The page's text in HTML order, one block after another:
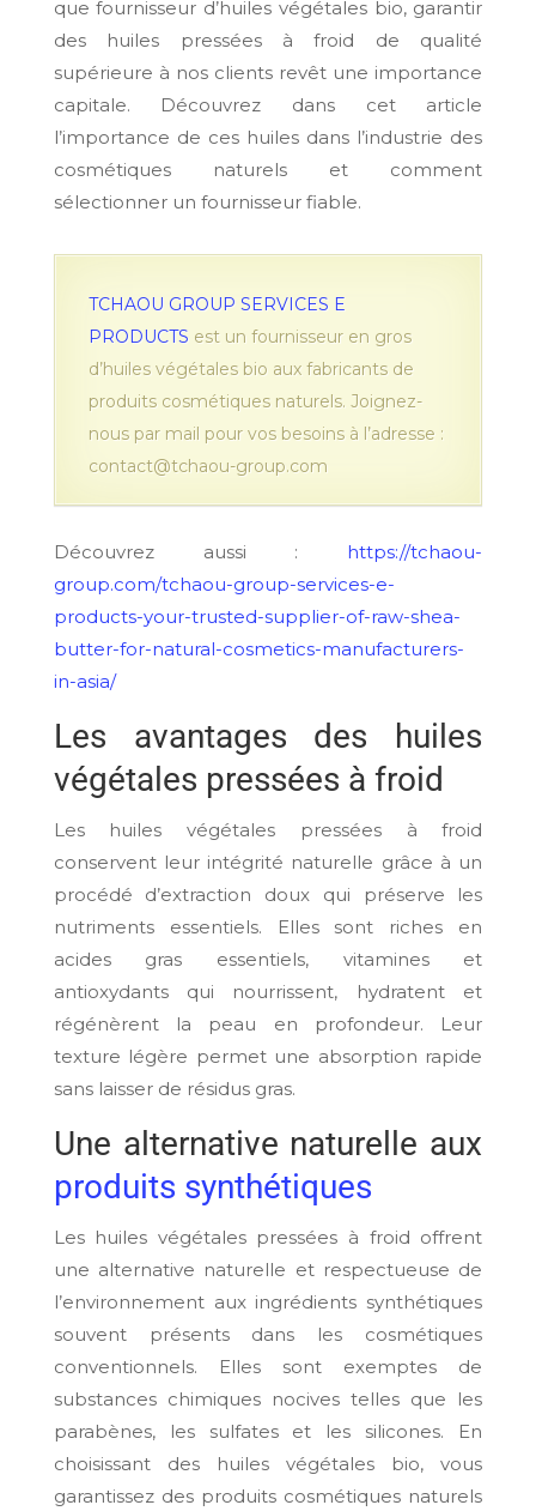
que fournisseur d’huiles végétales bio, garantir
des huiles pressées à froid de qualité
supérieure à nos clients revêt une importance
capitale. Découvrez dans cet article
l’importance de ces huiles dans l’industrie des
cosmétiques naturels et comment
sélectionner un fournisseur fiable.
TCHAOU GROUP SERVICES E
PRODUCTSest un fournisseur en gros
d’huiles végétales bio aux fabricants de
produits cosmétiques naturels. Joignez-
nous par mail pour vos besoins à l’adresse :
contact@tchaou-group.com
Découvrez aussi : https://tchaou-
group.com/tchaou-group-services-e-
products-your-trusted-supplier-of-raw-shea-
butter-for-natural-cosmetics-manufacturers-
in-asia/
Les avantages des huiles
végétales pressées à froid
Les huiles végétales pressées à froid
conservent leur intégrité naturelle grâce à un
procédé d’extraction doux qui préserve les
nutriments essentiels. Elles sont riches en
acides gras essentiels, vitamines et
antioxydants qui nourrissent, hydratent et
régénèrent la peau en profondeur. Leur
texture légère permet une absorption rapide
sans laisser de résidus gras.
Une alternative naturelle aux
produits synthétiques
Les huiles végétales pressées à froid offrent
une alternative naturelle et respectueuse de
l’environnement aux ingrédients synthétiques
souvent présents dans les cosmétiques
conventionnels. Elles sont exemptes de
substances chimiques nocives telles que les
parabènes, les sulfates et les silicones. En
choisissant des huiles végétales bio, vous
garantissez des produits cosmétiques naturels